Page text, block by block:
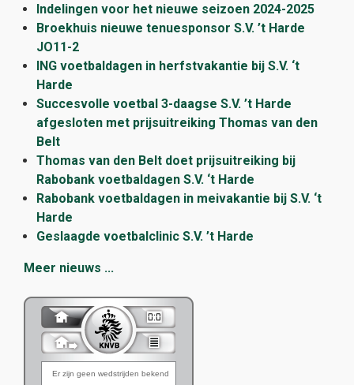
Indelingen voor het nieuwe seizoen 2024-2025
Broekhuis nieuwe tenuesponsor S.V. ’t Harde
JO11-2
ING voetbaldagen in herfstvakantie bij S.V. ‘t
Harde
Succesvolle voetbal 3-daagse S.V. ’t Harde
afgesloten met prijsuitreiking Thomas van den
Belt
Thomas van den Belt doet prijsuitreiking bij
Rabobank voetbaldagen S.V. ‘t Harde
Rabobank voetbaldagen in meivakantie bij S.V. ‘t
Harde
Geslaagde voetbalclinic S.V. ’t Harde
Meer nieuws ...